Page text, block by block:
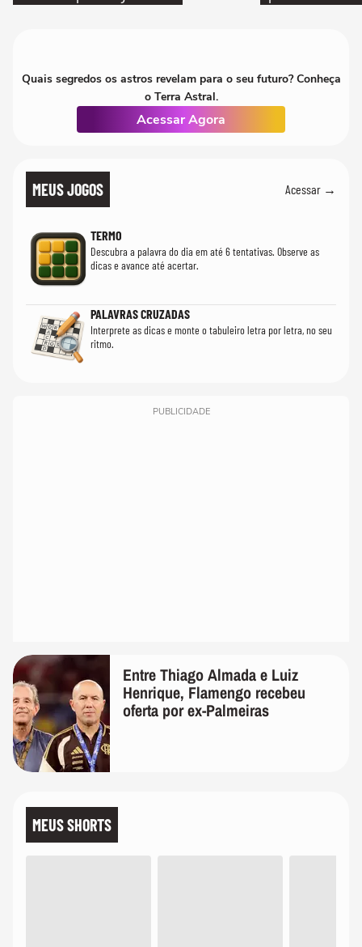
Quais segredos os astros revelam para o seu futuro? Conheça
o Terra Astral.
Acessar Agora
MEUS JOGOS Acessar →
TERMO
Descubra a palavra do dia em até 6 tentativas. Observe as
dicas e avance até acertar.
PALAVRAS CRUZADAS
Interprete as dicas e monte o tabuleiro letra por letra, no seu
ritmo.
PUBLICIDADE
Entre Thiago Almada e Luiz
Henrique, Flamengo recebeu
oferta por ex-Palmeiras
MEUS SHORTS